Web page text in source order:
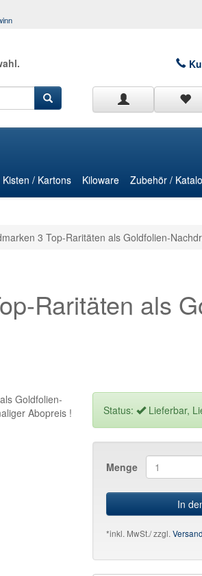
Kisten / Kartons Kiloware Zubehör /
3 Top-Raritäten als Goldfolien-
Raritäten als
Goldfolien-
Abopreis !
Status: Lieferbar,
Menge
In
*inkl. MwSt./ zzgl.